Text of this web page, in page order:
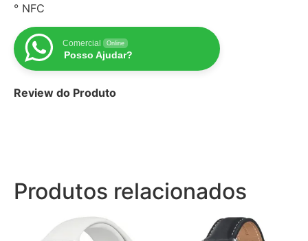
° NFC
Comercial Online
Posso Ajudar?
Review do Produto
Produtos relacionados